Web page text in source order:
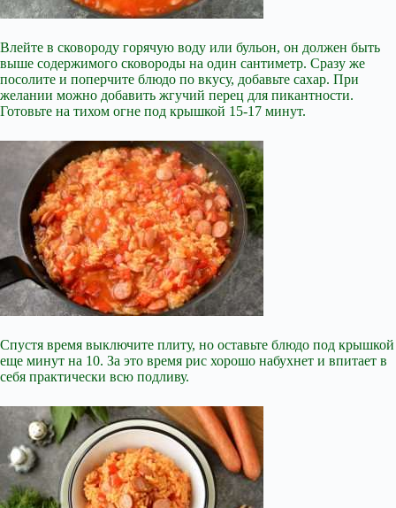
Влейте в сковороду горячую воду или бульон, он должен быть
выше содержимого сковороды на один сантиметр. Сразу же
посолите и поперчите блюдо по вкусу, добавьте сахар. При
желании можно добавить жгучий перец для пикантности.
Готовьте на тихом огне под крышкой 15-17 минут.
Спустя время выключите плиту, но оставьте блюдо под крышкой
еще минут на 10. За это время рис хорошо набухнет и впитает в
себя практически всю подливу.